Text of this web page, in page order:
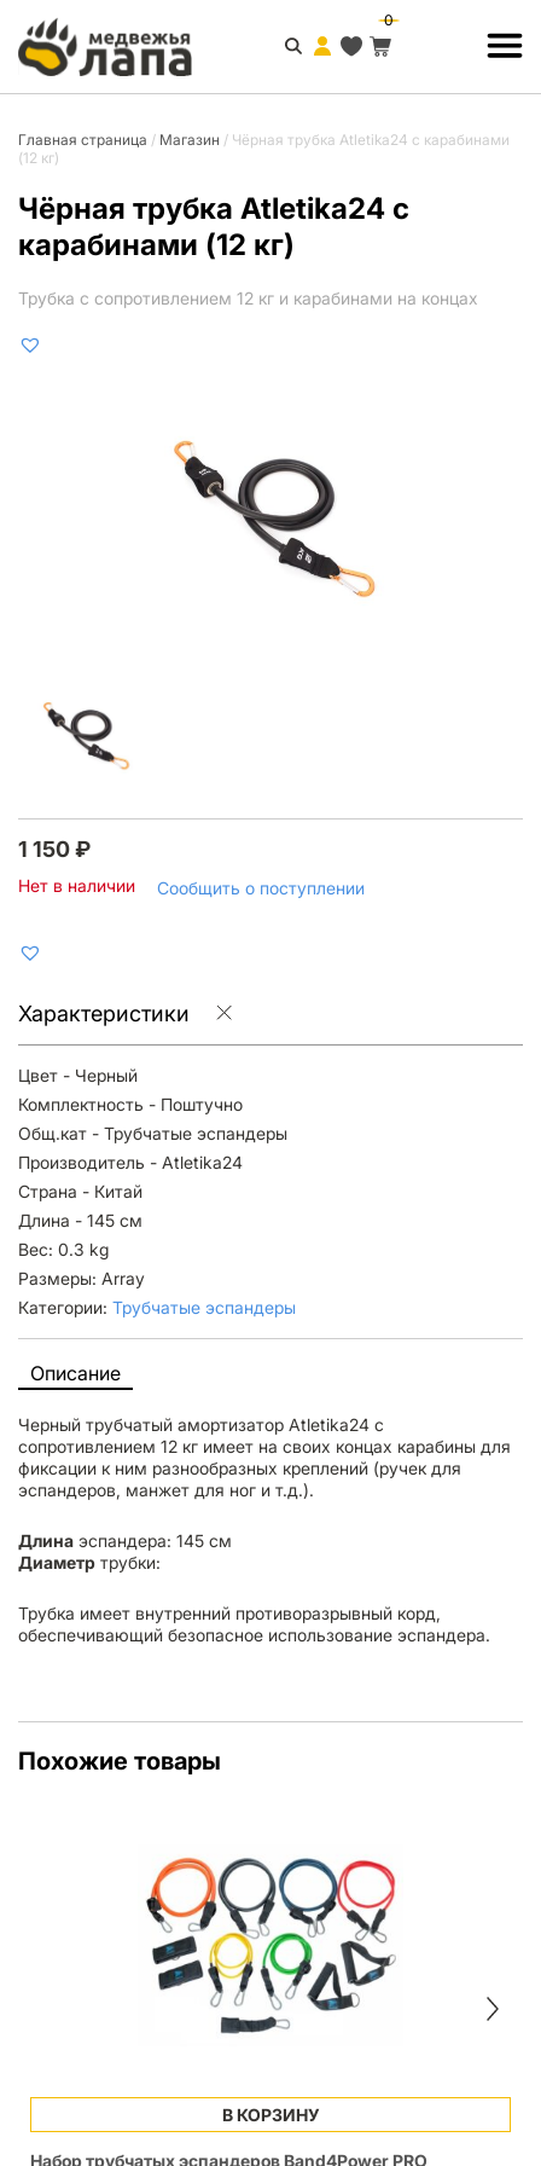
0
Главная страница / Магазин / Чёрная трубка Atletika24 с карабинами
(12 кг)
Чёрная трубка Atletika24 с
карабинами (12 кг)
Трубка с сопротивлением 12 кг и карабинами на концах
Описание
Черный трубчатый амортизатор Atletika24 с
сопротивлением 12 кг имеет на своих концах карабины для
фиксации к ним разнообразных креплений (ручек для
эспандеров, манжет для ног и т.д.).
Длина эспандера: 145 см
Диаметр трубки:
Трубка имеет внутренний противоразрывный корд,
обеспечивающий безопасное использование эспандера.
1 150₽
Нет в наличии Сообщить о поступлении
Характеристики
Цвет - Черный
Комплектность - Поштучно
Общ.кат - Трубчатые эспандеры
Производитель - Atletika24
Страна - Китай
Длина - 145 см
Вес: 0.3 kg
Размеры: Array
Категории: Трубчатые эспандеры
Похожие товары
В КОРЗИНУ
Набор трубчатых эспандеров Band4Power PRO